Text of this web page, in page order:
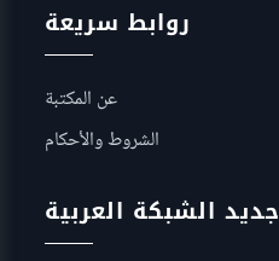
روابط سريعة
عن المكتبة
الشروط والأحكام
جديد الشبكة العربية